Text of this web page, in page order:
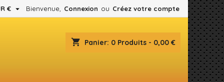
Bienvenue, Connexion ou Créez votre compte
€ 
shopping_cart Panier: 0 Produits - 0,00 €